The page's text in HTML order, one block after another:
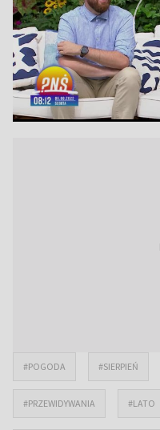
#POGODA #SIERPIEŃ
#PRZEWIDYWANIA #LATO